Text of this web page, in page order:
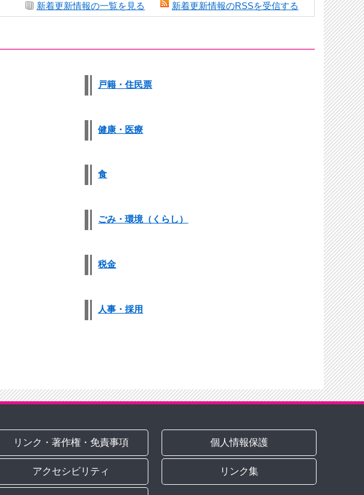
新着更新情報のRSSを受信する
新着更新情報の一覧を見る
戸籍・住民票
健康・医療
食
ごみ・環境（くらし）
税金
人事・採用
リンク・著作権・免責事項 個人情報保護
アクセシビリティ リンク集